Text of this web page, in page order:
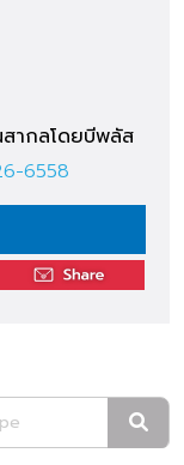
ากลโดยบีพลัส
6558